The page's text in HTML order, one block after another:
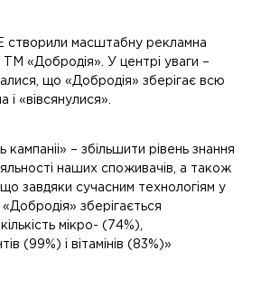
створили масштабну рекламна
ТМ «Добродія». У центрі уваги –
що «Добродія» зберігає всю
і «вівсянулися».
кампаніі» – збільшити рівень знання
наших споживачів, а також
завдяки сучасним технологіям у
зберігається
мікро- (74%),
(99%) і вітамінів (83%)»